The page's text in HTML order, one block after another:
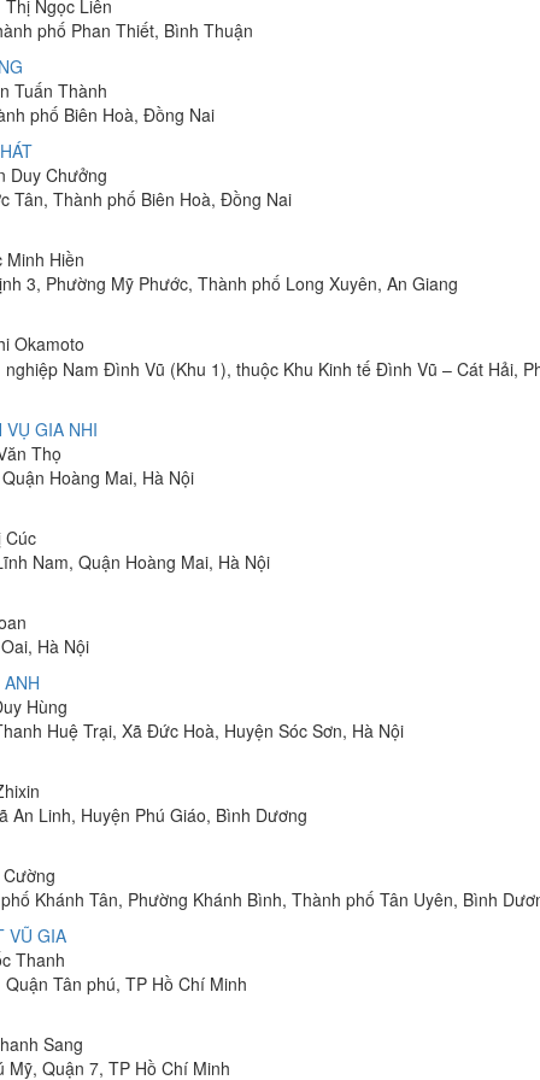
Ngọc Liên
phố Phan Thiết, Bình Thuận
Tuấn Thành
phố Biên Hoà, Đồng Nai
Duy Chưởng
Tân, Thành phố Biên Hoà, Đồng Nai
Hiền
3, Phường Mỹ Phước, Thành phố Long Xuyên, An Giang
Okamoto
Nam Đình Vũ (Khu 1), thuộc Khu Kinh tế Đình Vũ – Cát Hải,
VỤ GIA NHI
Thọ
Hoàng Mai, Hà Nội
Nam, Quận Hoàng Mai, Hà Nội
Hà Nội
Hùng
Huệ Trại, Xã Đức Hoà, Huyện Sóc Sơn, Hà Nội
Linh, Huyện Phú Giáo, Bình Dương
Khánh Tân, Phường Khánh Bình, Thành phố Tân Uyên, Bình
VŨ GIA
Thanh
Tân phú, TP Hồ Chí Minh
Sang
Quận 7, TP Hồ Chí Minh